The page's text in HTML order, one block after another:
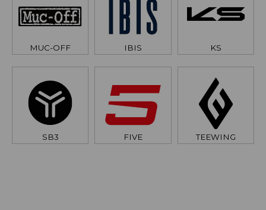
MUC-OFF IBIS KS
SB3 FIVE TEEWING